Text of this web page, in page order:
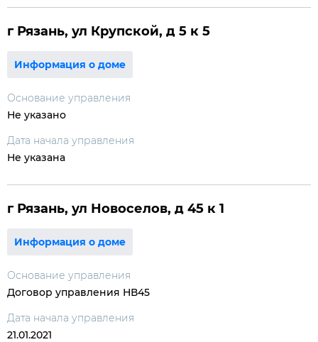
г Рязань, ул Крупской, д 5 к 5
Информация о доме
Основание управления
Не указано
Дата начала управления
Не указана
г Рязань, ул Новоселов, д 45 к 1
Информация о доме
Основание управления
Договор управления НВ45
Дата начала управления
21.01.2021